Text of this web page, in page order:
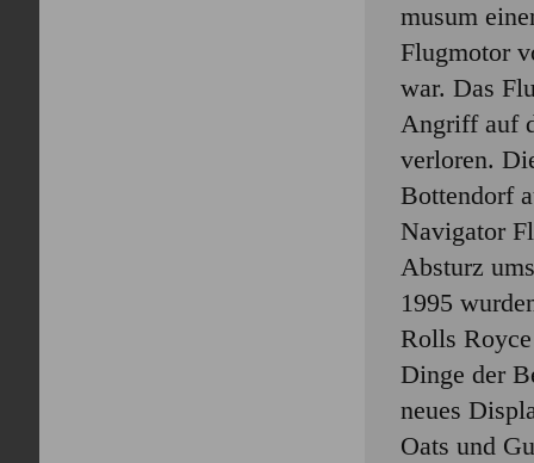
musum
Flugmotor
war. Das
Angriff auf
verloren.
Bottendorf
Navigator
Absturz
1995
Rolls
Dinge der
neues
Oats und